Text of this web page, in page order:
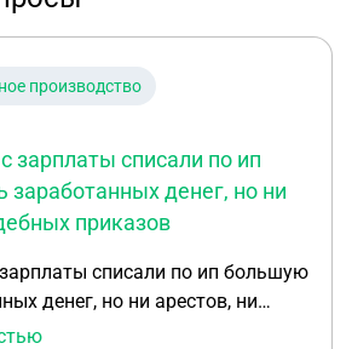
производство
зарплаты списали по ип
денег, но ни
приказов
списали по ип большую
денег, но ни арестов, ни
и исполнительных